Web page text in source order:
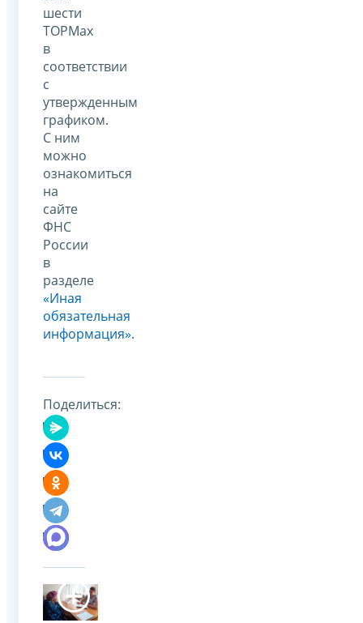
шести
ТОРМах
в
соответствии
с
утвержденным
графиком.
С ним
можно
ознакомиться
на
сайте
ФНС
России
в
разделе
«Иная
обязательная
информация».
Поделиться: